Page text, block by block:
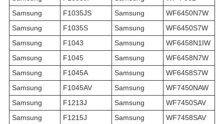
Samsung
F1035JS Samsung
WF6450N7W
Samsung
F1035S Samsung
WF6450S7W
Samsung
F1043 Samsung
WF6458N1IW
Samsung
F1045 Samsung
WF6458N7W
Samsung
F1045A Samsung
WF6458S7W
Samsung
F1045AV Samsung
WF7450NAW
Samsung
F1213J Samsung
WF7450SAV
Samsung
F1215J Samsung
WF7458SAV